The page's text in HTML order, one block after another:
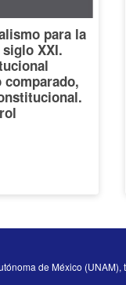
para la
XXI.
comparado,
de México (UNAM),